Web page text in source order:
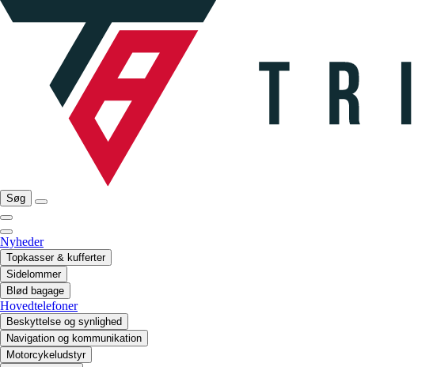
Søg
Nyheder
Topkasser & kufferter
Sidelommer
Blød bagage
Hovedtelefoner
Beskyttelse og synlighed
Navigation og kommunikation
Motorcykeludstyr